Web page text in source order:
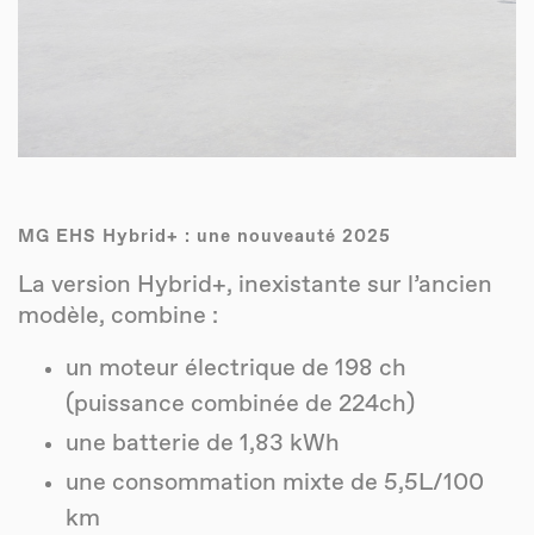
MG EHS Hybrid+ : une nouveauté 2025
La version Hybrid+, inexistante sur l’ancien
modèle, combine :
un moteur électrique de 198 ch
(puissance combinée de 224ch)
une batterie de 1,83 kWh
une consommation mixte de 5,5L/100
km